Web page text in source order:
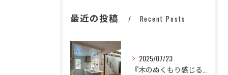
最近の投稿 Recent Posts
2025/07/23